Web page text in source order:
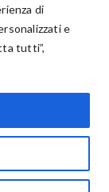
di
e
tutti”,